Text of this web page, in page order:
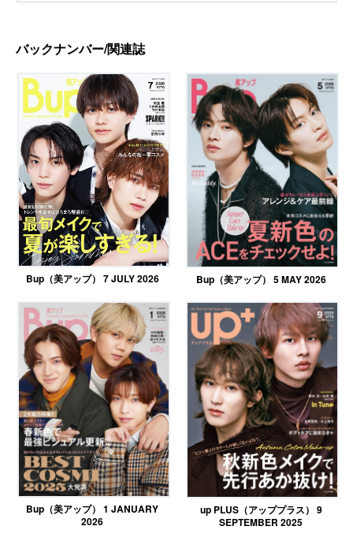
バックナンバー/関連誌
Bup（美アップ） 7 JULY 2026 Bup（美アップ） 5 MAY 2026
Bup（美アップ） 1 JANUARY
2026
up PLUS（アッププラス） 9
SEPTEMBER 2025